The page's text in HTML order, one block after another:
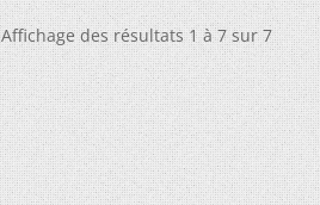
Affichage des résultats 1 à 7 sur 7